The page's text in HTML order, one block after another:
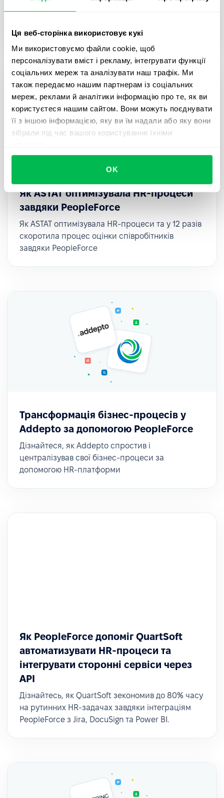
Ця веб-сторінка використовує кукі
Ми використовуємо файли cookie, щоб
персоналізувати вміст і рекламу, інтегрувати функції
соціальних мереж та аналізувати наш трафік. Ми
також передаємо нашим партнерам із соціальних
мереж, реклами й аналітики інформацію про те, як ви
користуєтеся нашим сайтом. Вони можуть поєднувати
її з іншою інформацією, яку ви їм надали або яку вони
зібрали під час вашого користування їхніми
OK
Дізнайтеся, як AWT Bavaria оптимізували
рекрутинг, онбординг та оцінку співробітників за
Як ASTAT оптимізувала HR-процеси
завдяки PeopleForce
Як ASTAT оптимізувала HR-процеси та у 12 разів
скоротила процес оцінки співробітників
завдяки PeopleForce
Трансформація бізнес-процесів у
Addepto за допомогою PeopleForce
Дізнайтеся, як Addepto спростив і
централізував свої бізнес-процеси за
допомогою HR-платформи
Як PeopleForce допоміг QuartSoft
автоматизувати HR-процеси та
інтегрувати сторонні сервіси через
API
Дізнайтесь, як QuartSoft зекономив до 80% часу
на рутинних HR-задачах завдяки інтеграціям
PeopleForce з Jira, DocuSign та Power BI.